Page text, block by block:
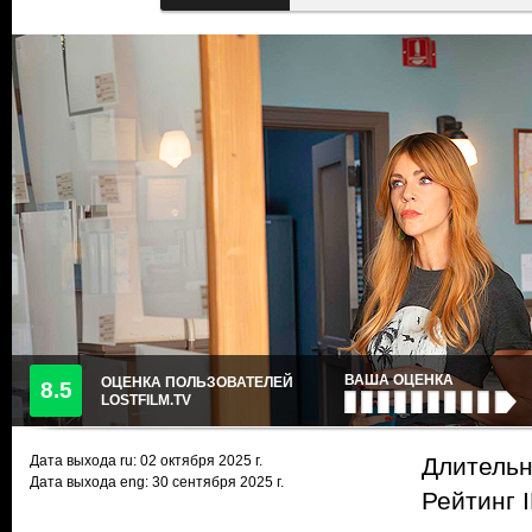
8.5
ОЦЕНКА ПОЛЬЗОВАТЕЛЕЙ
LOSTFILM.TV
ВАША ОЦЕНКА
Дата выхода ru: 02 октября 2025 г.
Дата выхода eng: 30 сентября 2025 г.
Рейтинг